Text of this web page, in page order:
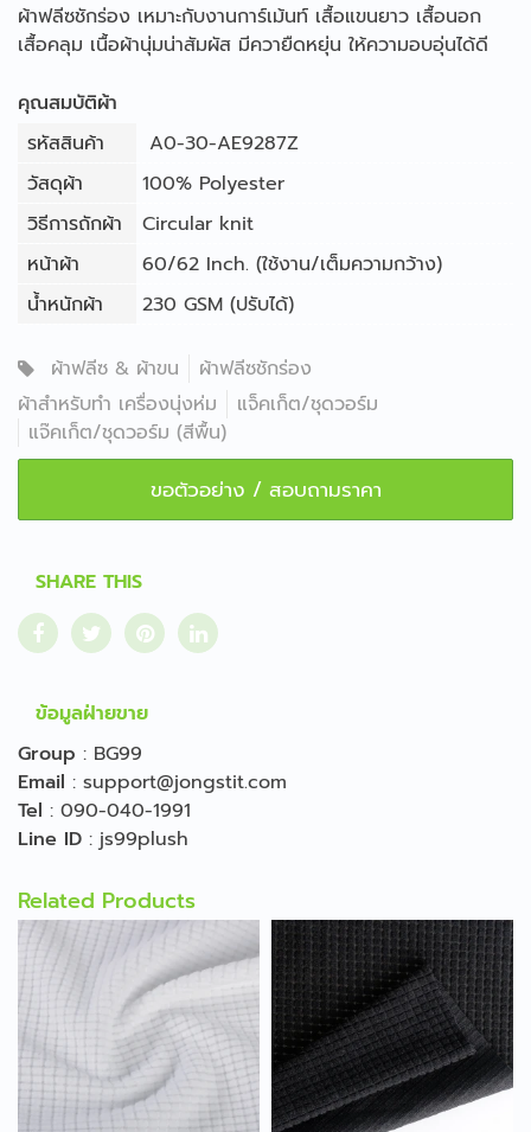
ผ้าฟลีซชักร่อง เหมาะกับงานการ์เม้นท์ เสื้อแขนยาว เสื้อนอก
เสื้อคลุม เนื้อผ้านุ่มน่าสัมผัส มีควายืดหยุ่น ให้ความอบอุ่นได้ดี
คุณสมบัติผ้า
รหัสสินค้า
A0-30-AE9287Z
วัสดุผ้า
100% Polyester
วิธีการถักผ้า
Circular knit
หน้าผ้า
60/62 Inch. (ใช้งาน/เต็มความกว้าง)
น้ำหนักผ้า
230 GSM (ปรับได้)
ผ้าฟลีซ & ผ้าขน
ผ้าฟลีซชักร่อง
ผ้าสำหรับทำ เครื่องนุ่งห่ม
แจ็คเก็ต/ชุดวอร์ม
แจ๊คเก็ต/ชุดวอร์ม (สีพื้น)
ขอตัวอย่าง / สอบถามราคา
SHARE THIS
ข้อมูลฝ่ายขาย
Group : BG99
Email : support@jongstit.com
Tel : 090-040-1991
Line ID : js99plush
Related Products